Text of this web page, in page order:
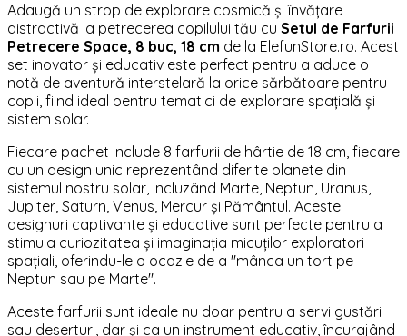
Adaugă un strop de explorare cosmică și învățare
distractivă la petrecerea copilului tău cu Setul de Farfurii
Petrecere Space, 8 buc, 18 cm de la ElefunStore.ro. Acest
set inovator și educativ este perfect pentru a aduce o
notă de aventură interstelară la orice sărbătoare pentru
copii, fiind ideal pentru tematici de explorare spațială și
sistem solar.
Fiecare pachet include 8 farfurii de hârtie de 18 cm, fiecare
cu un design unic reprezentând diferite planete din
sistemul nostru solar, incluzând Marte, Neptun, Uranus,
Jupiter, Saturn, Venus, Mercur și Pământul. Aceste
designuri captivante și educative sunt perfecte pentru a
stimula curiozitatea și imaginația micuților exploratori
spațiali, oferindu-le o ocazie de a "mânca un tort pe
Neptun sau pe Marte".
Aceste farfurii sunt ideale nu doar pentru a servi gustări
sau deserturi, dar și ca un instrument educativ, încurajând